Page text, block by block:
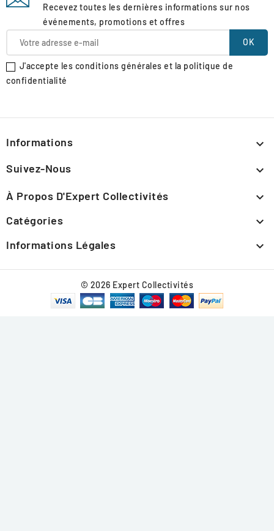
Recevez toutes les dernières informations sur nos
événements, promotions et offres
J'accepte les conditions générales et la politique de
confidentialité
Informations 
Suivez-Nous 
À Propos D'Expert Collectivités 
Catégories 
Informations Légales 
© 2026 Expert Collectivités